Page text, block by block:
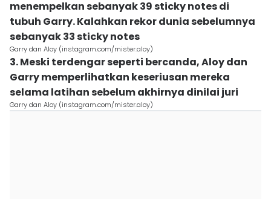
menempelkan sebanyak 39 sticky notes di
tubuh Garry. Kalahkan rekor dunia sebelumnya
sebanyak 33 sticky notes
Garry dan Aloy (instagram.com/mister.aloy)
3. Meski terdengar seperti bercanda, Aloy dan
Garry memperlihatkan keseriusan mereka
selama latihan sebelum akhirnya dinilai juri
Garry dan Aloy (instagram.com/mister.aloy)